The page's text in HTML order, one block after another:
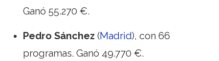
Ganó 55.270 €.
Pedro Sánchez (Madrid), con 66
programas. Ganó 49.770 €.